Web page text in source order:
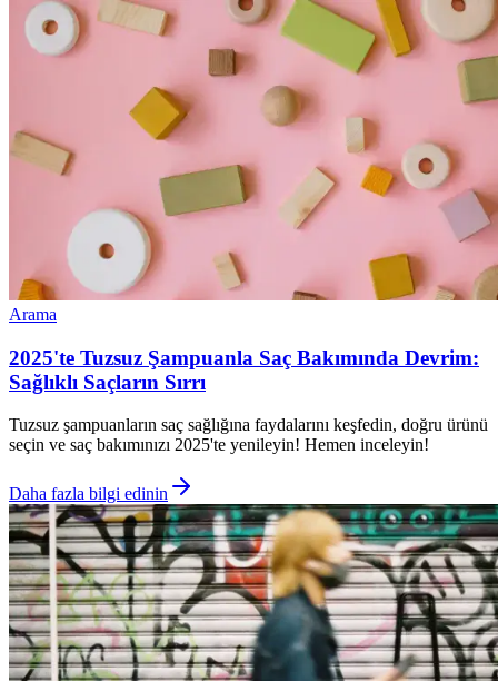
Arama
2025'te Tuzsuz Şampuanla Saç Bakımında Devrim:
Sağlıklı Saçların Sırrı
Tuzsuz şampuanların saç sağlığına faydalarını keşfedin, doğru ürünü
seçin ve saç bakımınızı 2025'te yenileyin! Hemen inceleyin!
Daha fazla bilgi edinin